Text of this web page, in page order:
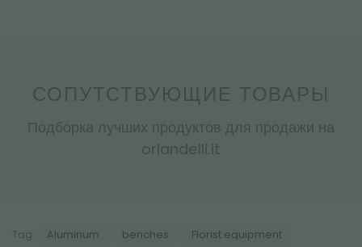
СОПУТСТВУЮЩИЕ ТОВАРЫ
Подборка лучших продуктов для продажи на
orlandelli.it
Tag: Aluminum benches Florist equipment